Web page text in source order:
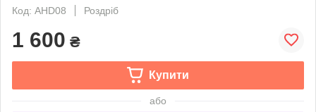
Код: AHD08
Роздріб
1 600 ₴
Купити
або